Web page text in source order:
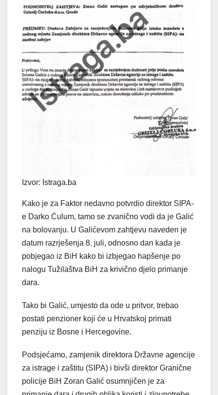
Izvor: Istraga.ba
Kako je za Faktor nedavno potvrdio direktor SIPA-
e Darko Ćulum, tamo se zvanično vodi da je Galić
na bolovanju. U Galićevom zahtjevu naveden je
datum razrješenja 8. juli, odnosno dan kada je
pobjegao iz BiH kako bi izbjegao hapšenje po
nalogu Tužilaštva BiH za krivično djelo primanje
dara.
Tako bi Galić, umjesto da ode u pritvor, trebao
postati penzioner koji će u Hrvatskoj primati
penziju iz Bosne i Hercegovine.
Podsjećamo, zamjenik direktora Državne agencije
za istrage i zaštitu (SIPA) i bivši direktor Granične
policije BiH Zoran Galić osumnjičen je za